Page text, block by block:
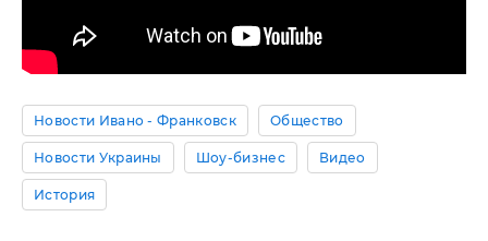
Новости Ивано - Франковск Общество
Новости Украины Шоу-бизнес Видео
История